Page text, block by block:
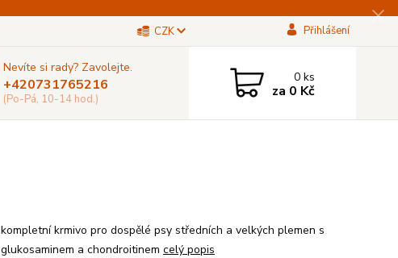
CZK Přihlášení
Nevíte si rady? Zavolejte.
+420731765216
(Po-Pá, 10-14 hod.)
0ks
za 0 Kč
kompletní krmivo pro dospělé psy středních a velkých plemen s
glukosaminem a chondroitinem celý popis